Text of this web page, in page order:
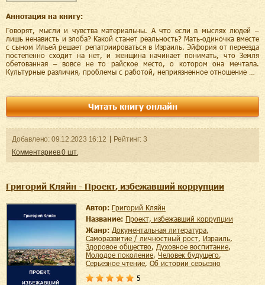
Аннотация на книгу:
Говорят, мысли и чувства материальны. А что если в мыслях людей –
лишь ненависть и злоба? Какой станет реальность? Мать-одиночка вместе
с сыном Ильей решает репатриироваться в Израиль. Эйфория от переезда
постепенно сходит на нет, и женщина начинает понимать, что Земля
обетованная – вовсе не то райское место, о котором она мечтала.
Культурные различия, проблемы с работой, неприязненное отношение …
Читать книгу онлайн
Добавленo: 09.12.2023 16:12 Рейтинг: 3
Комментариев0 шт.
Григорий Кляйн - Проект, избежавший коррупции
Автор:
Григорий Кляйн
Название:
Проект, избежавший коррупции
Жанр:
документальная литература,
саморазвитие / личностный рост, Израиль,
здоровое общество, духовное воспитание,
молодое поколение, человек будущего,
серьезное чтение,
об истории серьезно
5